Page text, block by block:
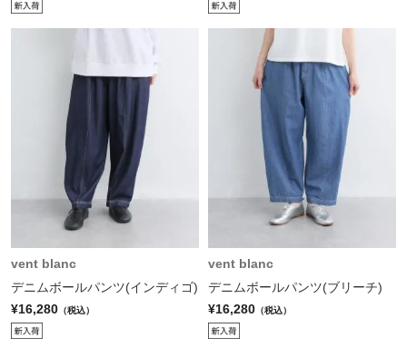
vent blanc
デニムボールパンツ(インディゴ)
¥16,280 （税込）
vent blanc
デニムボールパンツ(ブリーチ)
¥16,280 （税込）